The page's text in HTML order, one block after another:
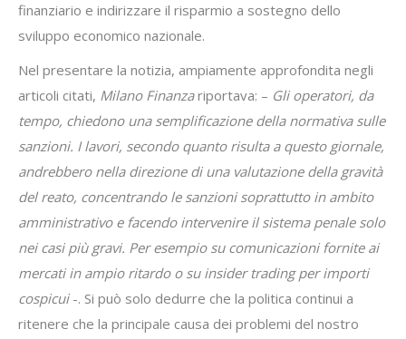
finanziario e indirizzare il risparmio a sostegno dello
sviluppo economico nazionale.
Nel presentare la notizia, ampiamente approfondita negli
articoli citati, Milano Finanzariportava: – Gli operatori, da
tempo, chiedono una semplificazione della normativa sulle
sanzioni. I lavori, secondo quanto risulta a questo giornale,
andrebbero nella direzione di una valutazione della gravità
del reato, concentrando le sanzioni soprattutto in ambito
amministrativo e facendo intervenire il sistema penale solo
nei casi più gravi. Per esempio su comunicazioni fornite ai
mercati in ampio ritardo o su insider trading per importi
cospicui -. Si può solo dedurre che la politica continui a
ritenere che la principale causa dei problemi del nostro